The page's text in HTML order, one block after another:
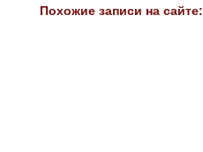
Похожие записи на сайте: